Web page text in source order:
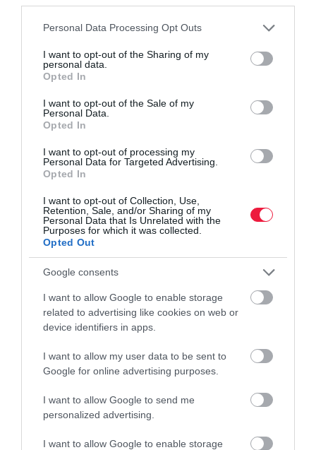
Please note that this website/app uses one or more Google
not limited to your visit or usage behaviour. You may click to
grant or deny consent to Google and its third-party tags to
use your data for below specified purposes in below Google
consent section.
Personal Data Processing Opt Outs
I want to opt-out of the Sharing of my
personal data.
Opted In
I want to opt-out of the Sale of my
Personal Data.
Opted In
I want to opt-out of processing my
Personal Data for Targeted Advertising.
Opted In
I want to opt-out of Collection, Use,
Retention, Sale, and/or Sharing of my
Personal Data that Is Unrelated with the
Purposes for which it was collected.
Opted Out
Google consents
I want to allow Google to enable storage
related to advertising like cookies on web or
device identifiers in apps.
I want to allow my user data to be sent to
Google for online advertising purposes.
I want to allow Google to send me
personalized advertising.
I want to allow Google to enable storage
RANGLISTA
Itt egy új toplista a világ országairól. Ezekben az államokban a
lakosok többsége ténylegesen érzi a jólétet, szemben azokkal az
államokkal, ahol a vagyon csak kevesek kezében összpontosul.